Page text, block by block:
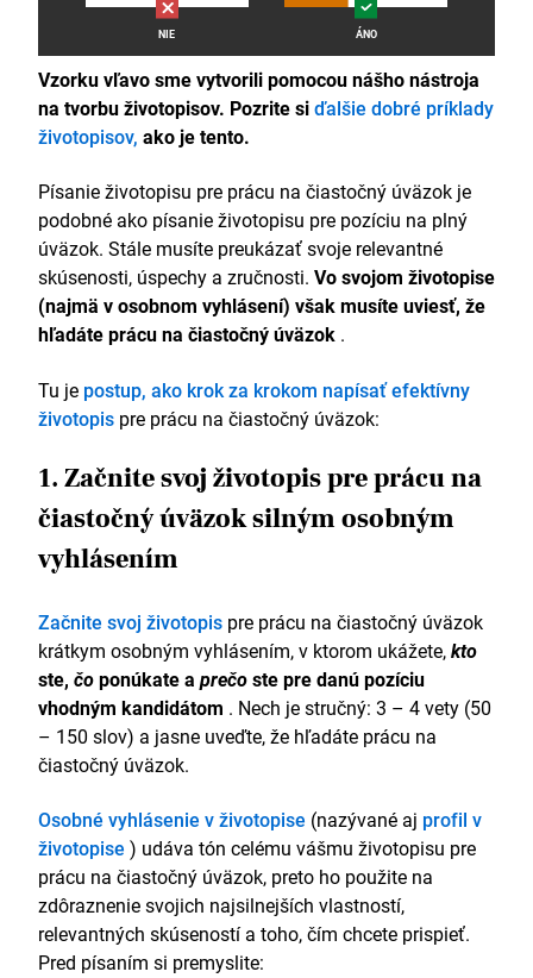
NIE ÁNO
Vzorku vľavo sme vytvorili pomocou nášho nástroja
na tvorbu životopisov. Pozrite siďalšie dobré príklady
životopisov, ako je tento.
Písanie životopisu pre prácu na čiastočný úväzok je
podobné ako písanie životopisu pre pozíciu na plný
úväzok. Stále musíte preukázať svoje relevantné
skúsenosti, úspechy a zručnosti. Vo svojom životopise
(najmä v osobnom vyhlásení) však musíte uviesť, že
hľadáte prácu na čiastočný úväzok .
Tu je postup, ako krok za krokom napísať efektívny
životopis pre prácu na čiastočný úväzok:
1. Začnite svoj životopis pre prácu na
čiastočný úväzok silným osobným
vyhlásením
Začnite svoj životopis pre prácu na čiastočný úväzok
krátkym osobným vyhlásením, v ktorom ukážete,kto
ste, čoponúkate a prečoste pre danú pozíciu
vhodným kandidátom . Nech je stručný: 3 – 4 vety (50
– 150 slov) a jasne uveďte, že hľadáte prácu na
čiastočný úväzok.
Osobné vyhlásenie v životopise (nazývané aj profil v
životopise ) udáva tón celému vášmu životopisu pre
prácu na čiastočný úväzok, preto ho použite na
zdôraznenie svojich najsilnejších vlastností,
relevantných skúseností a toho, čím chcete prispieť.
Pred písaním si premyslite: